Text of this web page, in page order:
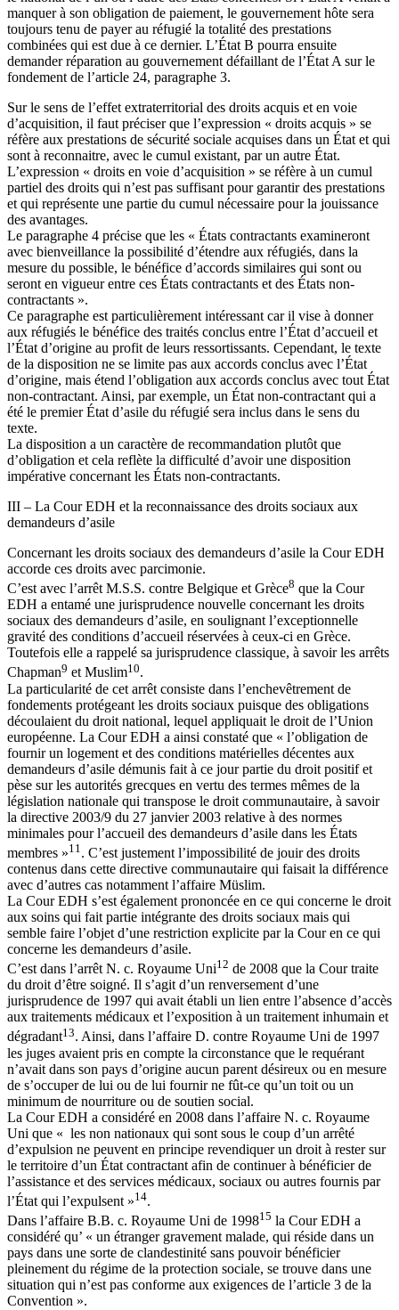
manquer à son obligation de paiement, le gouvernement hôte sera
toujours tenu de payer au réfugié la totalité des prestations
combinées qui est due à ce dernier. L’État B pourra ensuite
demander réparation au gouvernement défaillant de l’État A sur le
fondement de l’article 24, paragraphe 3.
Sur le sens de l’effet extraterritorial des droits acquis et en voie
d’acquisition, il faut préciser que l’expression « droits acquis » se
réfère aux prestations de sécurité sociale acquises dans un État et qui
sont à reconnaitre, avec le cumul existant, par un autre État.
L’expression « droits en voie d’acquisition » se réfère à un cumul
partiel des droits qui n’est pas suffisant pour garantir des prestations
et qui représente une partie du cumul nécessaire pour la jouissance
des avantages.
Le paragraphe 4 précise que les « États contractants examineront
avec bienveillance la possibilité d’étendre aux réfugiés, dans la
mesure du possible, le bénéfice d’accords similaires qui sont ou
seront en vigueur entre ces États contractants et des États non-
contractants ».
Ce paragraphe est particulièrement intéressant car il vise à donner
aux réfugiés le bénéfice des traités conclus entre l’État d’accueil et
l’État d’origine au profit de leurs ressortissants. Cependant, le texte
de la disposition ne se limite pas aux accords conclus avec l’État
d’origine, mais étend l’obligation aux accords conclus avec tout État
non-contractant. Ainsi, par exemple, un État non-contractant qui a
été le premier État d’asile du réfugié sera inclus dans le sens du
texte.
La disposition a un caractère de recommandation plutôt que
d’obligation et cela reflète la difficulté d’avoir une disposition
impérative concernant les États non-contractants.
III – La Cour EDH et la reconnaissance des droits sociaux aux
demandeurs d’asile
Concernant les droits sociaux des demandeurs d’asile la Cour EDH
accorde ces droits avec parcimonie.
C’est avec l’arrêt M.S.S. contre Belgique et Grèce8 que la Cour
EDH a entamé une jurisprudence nouvelle concernant les droits
sociaux des demandeurs d’asile, en soulignant l’exceptionnelle
gravité des conditions d’accueil réservées à ceux-ci en Grèce.
Toutefois elle a rappelé sa jurisprudence classique, à savoir les arrêts
Chapman9 et Muslim10.
La particularité de cet arrêt consiste dans l’enchevêtrement de
fondements protégeant les droits sociaux puisque des obligations
découlaient du droit national, lequel appliquait le droit de l’Union
européenne. La Cour EDH a ainsi constaté que « l’obligation de
fournir un logement et des conditions matérielles décentes aux
demandeurs d’asile démunis fait à ce jour partie du droit positif et
pèse sur les autorités grecques en vertu des termes mêmes de la
législation nationale qui transpose le droit communautaire, à savoir
la directive 2003/9 du 27 janvier 2003 relative à des normes
minimales pour l’accueil des demandeurs d’asile dans les États
membres »11 . C’est justement l’impossibilité de jouir des droits
contenus dans cette directive communautaire qui faisait la différence
avec d’autres cas notamment l’affaire Müslim.
La Cour EDH s’est également prononcée en ce qui concerne le droit
aux soins qui fait partie intégrante des droits sociaux mais qui
semble faire l’objet d’une restriction explicite par la Cour en ce qui
concerne les demandeurs d’asile.
C’est dans l’arrêt N. c. Royaume Uni12 de 2008 que la Cour traite
du droit d’être soigné. Il s’agit d’un renversement d’une
jurisprudence de 1997 qui avait établi un lien entre l’absence d’accès
aux traitements médicaux et l’exposition à un traitement inhumain et
dégradant13. Ainsi, dans l’affaire D. contre Royaume Uni de 1997
les juges avaient pris en compte la circonstance que le requérant
n’avait dans son pays d’origine aucun parent désireux ou en mesure
de s’occuper de lui ou de lui fournir ne fût-ce qu’un toit ou un
minimum de nourriture ou de soutien social.
La Cour EDH a considéré en 2008 dans l’affaire N. c. Royaume
Uni que « les non nationaux qui sont sous le coup d’un arrêté
d’expulsion ne peuvent en principe revendiquer un droit à rester sur
le territoire d’un État contractant afin de continuer à bénéficier de
l’assistance et des services médicaux, sociaux ou autres fournis par
l’État qui l’expulsent »14.
Dans l’affaire B.B. c. Royaume Uni de 199815 la Cour EDH a
considéré qu’ « un étranger gravement malade, qui réside dans un
pays dans une sorte de clandestinité sans pouvoir bénéficier
pleinement du régime de la protection sociale, se trouve dans une
situation qui n’est pas conforme aux exigences de l’article 3 de la
Convention ».